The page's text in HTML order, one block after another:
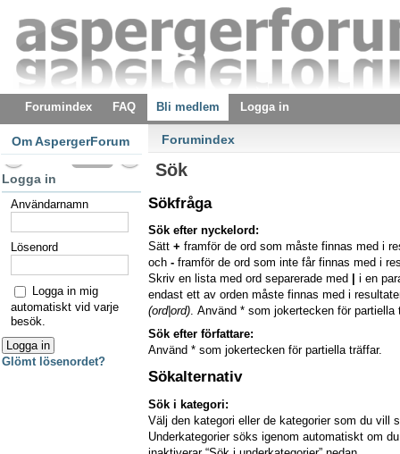
Forumindex FAQ Bli medlem Logga in
Forumindex
Sök
Sökfråga
Sök efter nyckelord:
Sätt + framför de ord som måste finnas med i
och - framför de ord som inte får finnas med i
Skriv en lista med ord separerade med
i en
endast ett av orden måste finnas med i
(ord|ord) . Använd * som jokertecken för partiella
Sök efter författare:
Använd * som jokertecken för partiella träffar.
Sökalternativ
Sök i kategori:
Välj den kategori eller de kategorier som du vill
Underkategorier söks igenom automatiskt om
Om AspergerForum
Logga in
Användarnamn
Lösenord
Logga in mig
automatiskt vid varje
besök.
Glömt lösenordet?